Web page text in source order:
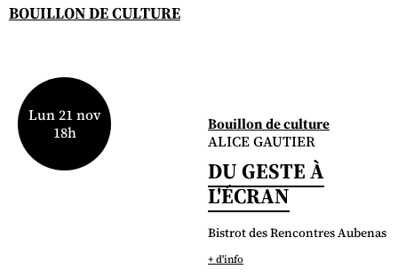
BOUILLON DE CULTURE
Bouillon de culture
Lun 21 nov
18h
ALICE GAUTIER
DU GESTE À
L'ÉCRAN
Bistrot des Rencontres Aubenas
+ d'info